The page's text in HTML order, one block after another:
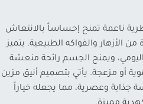
ناعمة تمنح إحساساً بالانتعاش
الأزهار والفواكه الطبيعية. يتميز
ويمنح الجسم رائحة منعشة
أو مزعجة. يأتي بتصميم أنيق مزين
وعصرية، مما يجعله خياراً